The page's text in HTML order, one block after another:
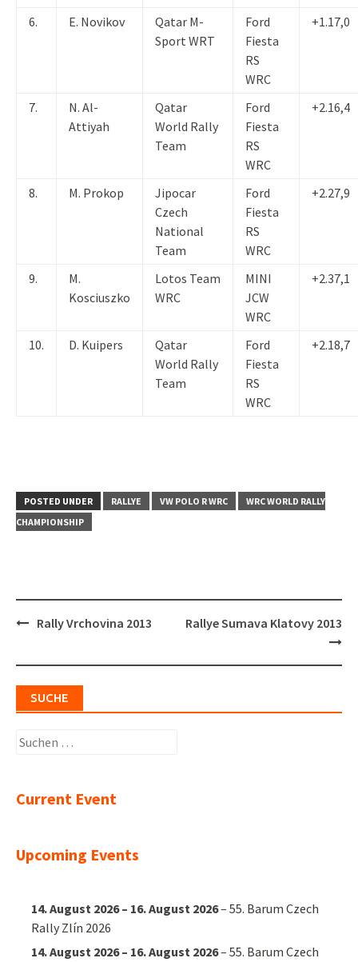
6.
E. Novikov
Qatar M-
Sport WRT
Ford
Fiesta
RS
WRC
+1.17,0
7.
N. Al-
Attiyah
Qatar
World Rally
Team
Ford
Fiesta
RS
WRC
+2.16,4
8. M. Prokop
Jipocar
Czech
National
Team
Ford
Fiesta
RS
WRC
+2.27,9
9.
M.
Kosciuszko
Lotos Team
WRC
MINI
JCW
WRC
+2.37,1
10. D. Kuipers
Qatar
World Rally
Team
Ford
Fiesta
RS
WRC
+2.18,7
POSTED UNDER RALLYE VW POLO R WRC
WRC WORLD RALLY
CHAMPIONSHIP
PostRally Vrchovina 2013 Rallye Sumava Klatovy 2013
SUCHE
Suchen
Current Event
Upcoming Events
14. August 2026– 16. August 2026–55. Barum Czech
Rally Zlín 2026
14. August 2026– 16. August 2026–55. Barum Czech